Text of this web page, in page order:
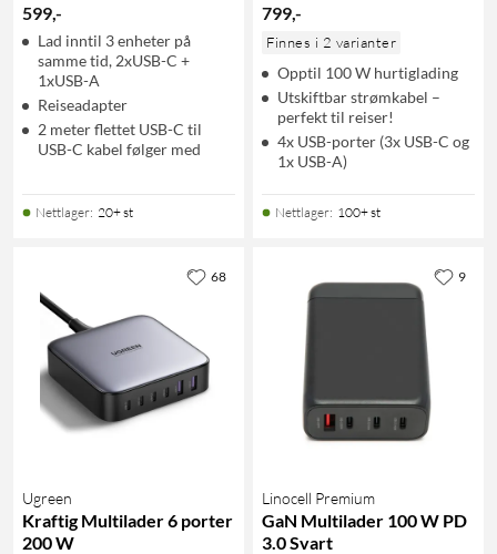
599,-
Lad inntil 3 enheter på
samme tid, 2xUSB-C +
1xUSB-A
Reiseadapter
2 meter flettet USB-C til
USB-C kabel følger med
Nettlager: 20+ st
799,-
Finnes i 2 varianter
Opptil 100 W hurtiglading
Utskiftbar strømkabel –
perfekt til reiser!
4x USB-porter (3x USB-C og
1x USB-A)
Nettlager: 100+ st
Ugreen
Kraftig Multilader 6 porter
200 W
68
Linocell Premium
GaN Multilader 100 W PD
3.0 Svart
9